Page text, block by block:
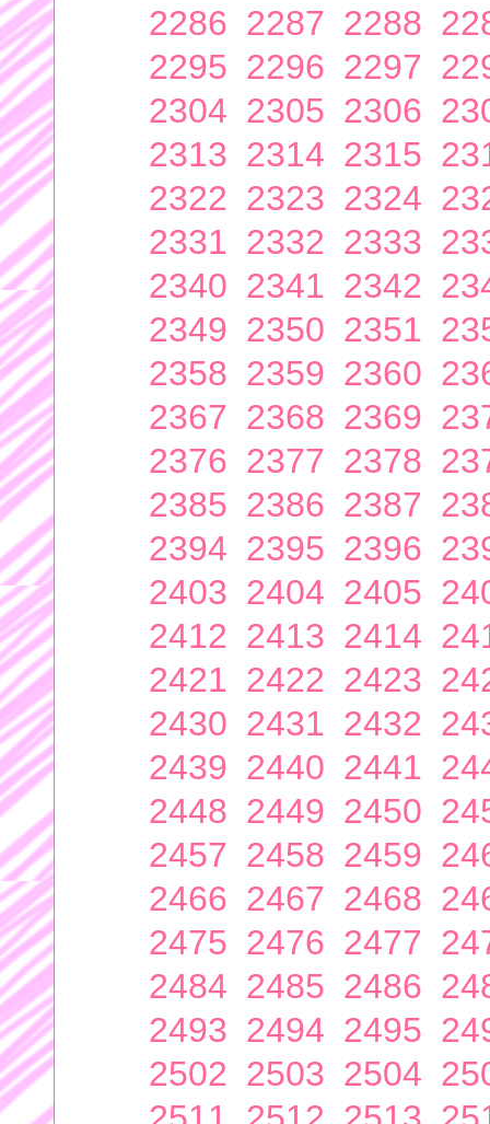
2286 2287 2288
2295 2296 2297
2304 2305 2306
2313 2314 2315
2322 2323 2324
2331 2332 2333
2340 2341 2342
2349 2350 2351
2358 2359 2360
2367 2368 2369
2376 2377 2378
2385 2386 2387
2394 2395 2396
2403 2404 2405
2412 2413 2414
2421 2422 2423
2430 2431 2432
2439 2440 2441
2448 2449 2450
2457 2458 2459
2466 2467 2468
2475 2476 2477
2484 2485 2486
2493 2494 2495
2502 2503 2504